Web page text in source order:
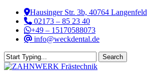
Skip
main
content
Hausinger Str. 3b, 40764 Langenfeld
02173 – 85 23 40
+49 – 15170588073
info@weckdental.de
Search
Close